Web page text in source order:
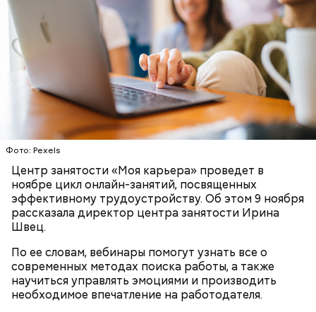
Фото: Pexels
Центр занятости «Моя карьера» проведет в
ноябре цикл онлайн-занятий, посвященных
эффективному трудоустройству. Об этом 9 ноября
рассказала директор центра занятости Ирина
Швец.
По ее словам, вебинары помогут узнать все о
современных методах поиска работы, а также
научиться управлять эмоциями и производить
необходимое впечатление на работодателя.